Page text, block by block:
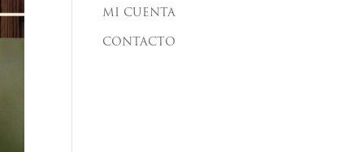
MI CUENTA
CONTACTO